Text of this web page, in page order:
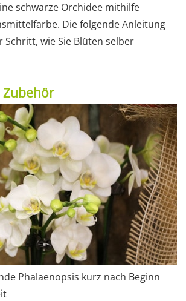
schwarze Orchidee mithilfe
Die folgende Anleitung
wie Sie Blüten selber
Phalaenopsis kurz nach Beginn